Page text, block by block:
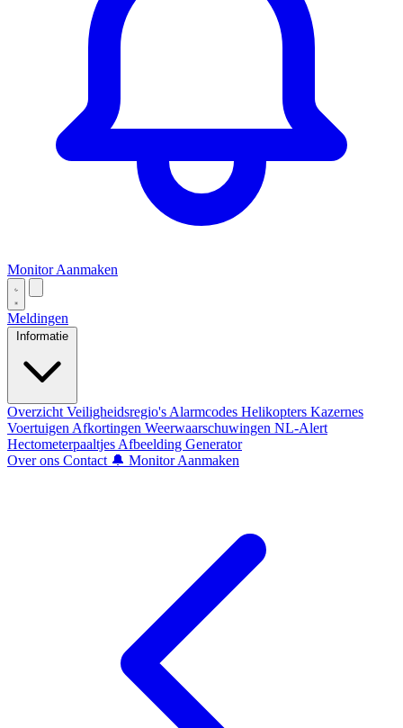
Monitor Aanmaken
Meldingen
Informatie
Overzicht Veiligheidsregio's Alarmcodes Helikopters Kazernes
Voertuigen Afkortingen Weerwaarschuwingen NL-Alert
Hectometerpaaltjes Afbeelding Generator
Over ons Contact 🔔 Monitor Aanmaken